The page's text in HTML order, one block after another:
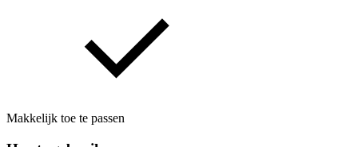
Makkelijk toe te passen